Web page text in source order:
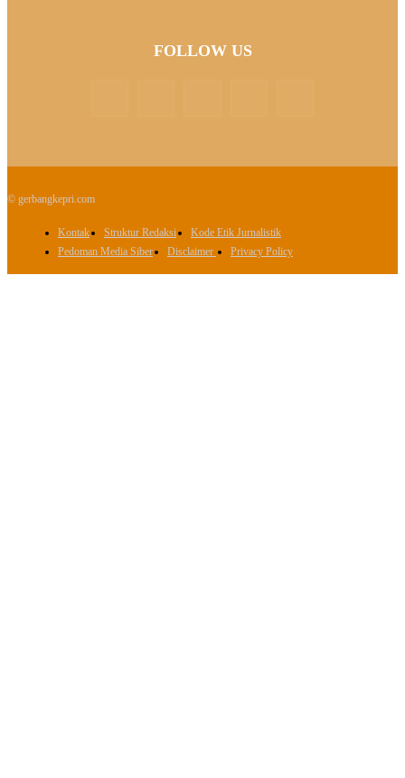
FOLLOW US
© gerbangkepri.com
Kontak Struktur Redaksi
Kode Etik Jurnalistik
Pedoman Media Siber
Disclaimer Privacy Policy